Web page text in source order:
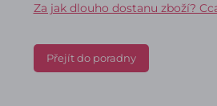
Za jak dlouho dostanu zboží?
Přejít do poradny